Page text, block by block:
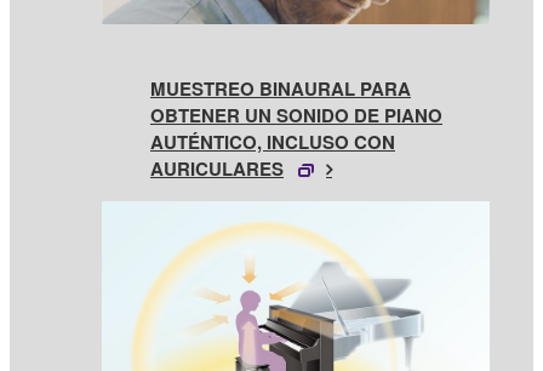
MUESTREO BINAURAL PARA
OBTENER UN SONIDO DE PIANO
AUTÉNTICO, INCLUSO CON
AURICULARES